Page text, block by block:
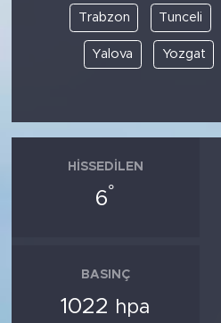
Trabzon Tunceli
Yalova Yozgat
HISSEDILEN
6°
BASINÇ
1022 hpa